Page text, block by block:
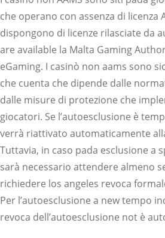
che operano con assenza di licenza
dispongono di licenze rilasciate da
are available la Malta Gaming
eGaming. I casinò non aams sono
che cuenta che dipende dalle
dalle misure di protezione che
giocatori. Se l’autoesclusione è
verrà riattivato automaticamente
Tuttavia, in caso pada esclusione a
sarà necessario attendere almeno
richiedere los angeles revoca
Per l’autoesclusione a new tempo
revoca dell’autoesclusione not è